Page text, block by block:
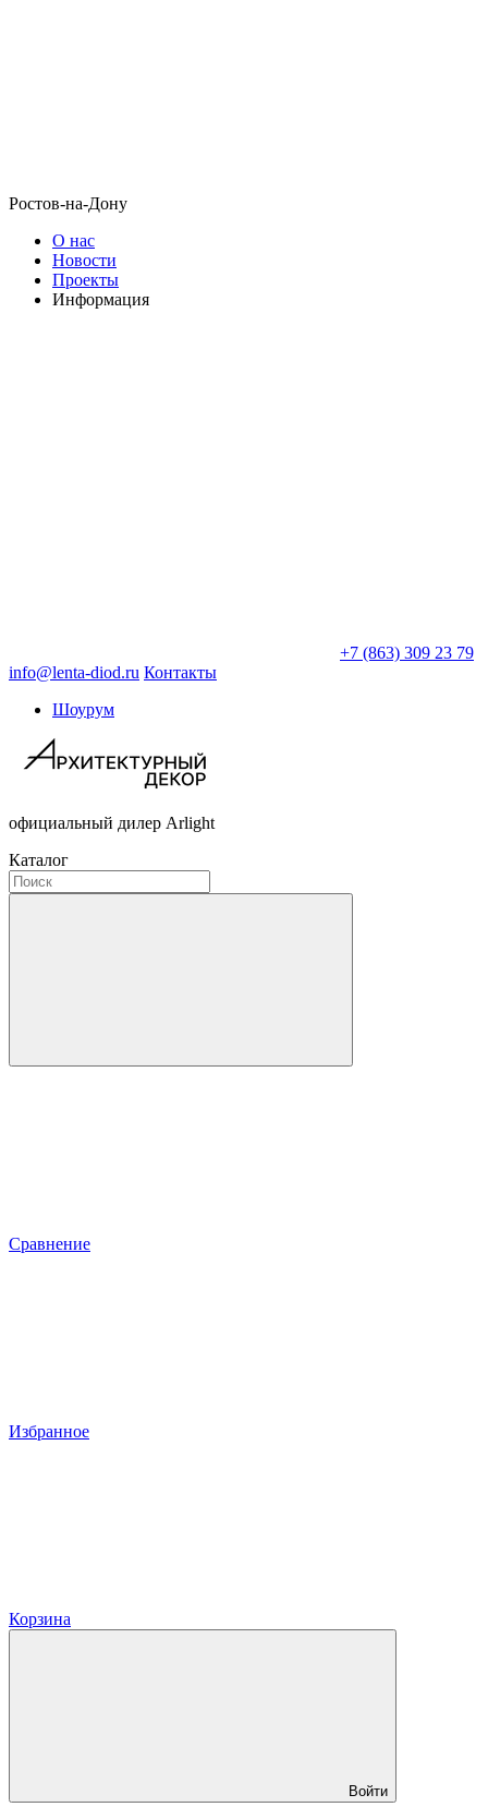
Ростов-на-Дону
О нас
Новости
Проекты
Информация
+7 (863) 309 23 79
info@lenta-diod.ru Контакты
Шоурум
официальный дилер Arlight
Каталог
Сравнение
Избранное
Корзина
Войти